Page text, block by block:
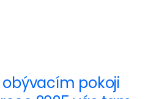
pokoji